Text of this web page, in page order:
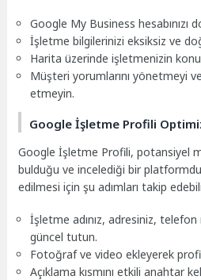
Google My Business hesabınızı
İşletme bilgilerinizi eksiksiz ve
Harita üzerinde işletmenizin
Müşteri yorumlarını yönetmeyi
etmeyin.
Google İşletme Profili
Google İşletme Profili, potansiyel
bulduğu ve incelediği bir
edilmesi için şu adımları takip
İşletme adınız, adresiniz, telefon
güncel tutun.
Fotoğraf ve video ekleyerek
Açıklama kısmını etkili anahtar